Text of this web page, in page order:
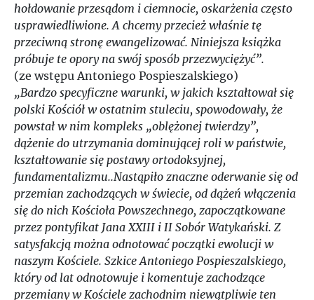
hołdowanie przesądom i ciemnocie, oskarżenia często
usprawiedliwione. A chcemy przecież właśnie tę
przeciwną stronę ewangelizować. Niniejsza książka
próbuje te opory na swój sposób przezwyciężyć”.
(ze wstępu Antoniego Pospieszalskiego)
„Bardzo specyficzne warunki, w jakich kształtował się
polski Kościół w ostatnim stuleciu, spowodowały, że
powstał w nim kompleks „oblężonej twierdzy”,
dążenie do utrzymania dominującej roli w państwie,
kształtowanie się postawy ortodoksyjnej,
fundamentalizmu..Nastąpiło znaczne oderwanie się od
przemian zachodzących w świecie, od dążeń włączenia
się do nich Kościoła Powszechnego, zapoczątkowane
przez pontyfikat Jana XXIII i II Sobór Watykański. Z
satysfakcją można odnotować początki ewolucji w
naszym Kościele. Szkice Antoniego Pospieszalskiego,
który od lat odnotowuje i komentuje zachodzące
przemiany w Kościele zachodnim niewątpliwie ten